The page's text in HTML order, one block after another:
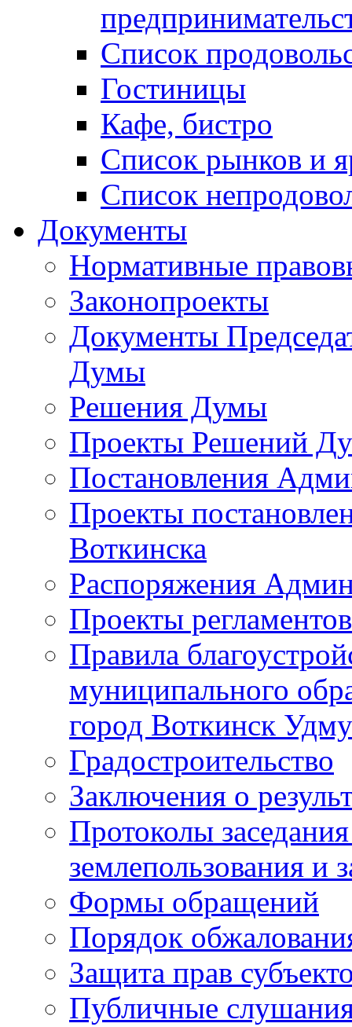
Список
Гостиницы
Кафе, бистро
Cписок рынков и
Список
Документы
Нормативные
Законопроекты
Документы
Думы
Решения Думы
Проекты Решений
Постановления
Проекты
Воткинска
Распоряжения
Проекты
Правила
муниципального
город Воткинск
Градостроительство
Заключения о
Протоколы
землепользования и
Формы обращений
Порядок
Защита прав
Публичные